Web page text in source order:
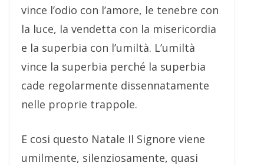
vince l’odio con l’amore, le tenebre con
la luce, la vendetta con la misericordia
e la superbia con l’umiltà. L’umiltà
vince la superbia perché la superbia
cade regolarmente dissennatamente
nelle proprie trappole.
E cosi questo Natale Il Signore viene
umilmente, silenziosamente, quasi